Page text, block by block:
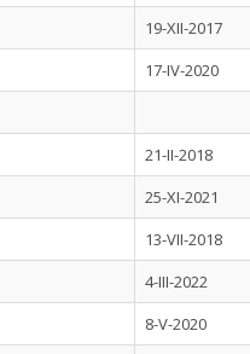
19-XII-2017
17-IV-2020
21-II-2018
25-XI-2021
13-VII-2018
4-III-2022
8-V-2020